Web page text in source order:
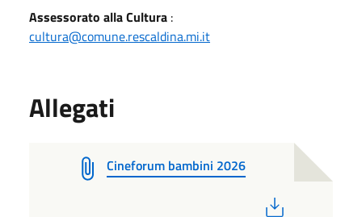
Assessorato alla Cultura :
cultura@comune.rescaldina.mi.it
Allegati
Cineforum bambini 2026